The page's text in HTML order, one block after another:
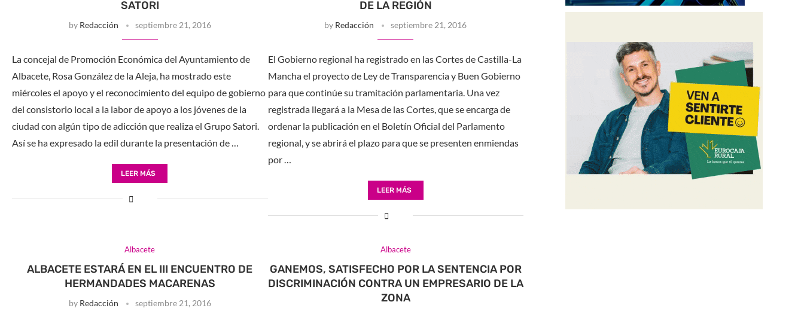
SATORI
by Redacción septiembre 21, 2016
La concejal de Promoción Económica del Ayuntamiento de
Albacete, Rosa González de la Aleja, ha mostrado este
miércoles el apoyo y el reconocimiento del equipo de gobierno
del consistorio local a la labor de apoyo a los jóvenes de la
ciudad con algún tipo de adicción que realiza el Grupo Satori.
Así se ha expresado la edil durante la presentación de …
LEER MÁS
DE LA REGIÓN
by Redacción septiembre 21, 2016
El Gobierno regional ha registrado en las Cortes de Castilla-La
Mancha el proyecto de Ley de Transparencia y Buen Gobierno
para que continúe su tramitación parlamentaria. Una vez
registrada llegará a la Mesa de las Cortes, que se encarga de
ordenar la publicación en el Boletín Oficial del Parlamento
regional, y se abrirá el plazo para que se presenten enmiendas
por …
LEER MÁS
Albacete
ALBACETE ESTARÁ EN EL III ENCUENTRO DE
HERMANDADES MACARENAS
by Redacción septiembre 21, 2016
Albacete
GANEMOS, SATISFECHO POR LA SENTENCIA POR
DISCRIMINACIÓN CONTRA UN EMPRESARIO DE LA
ZONA